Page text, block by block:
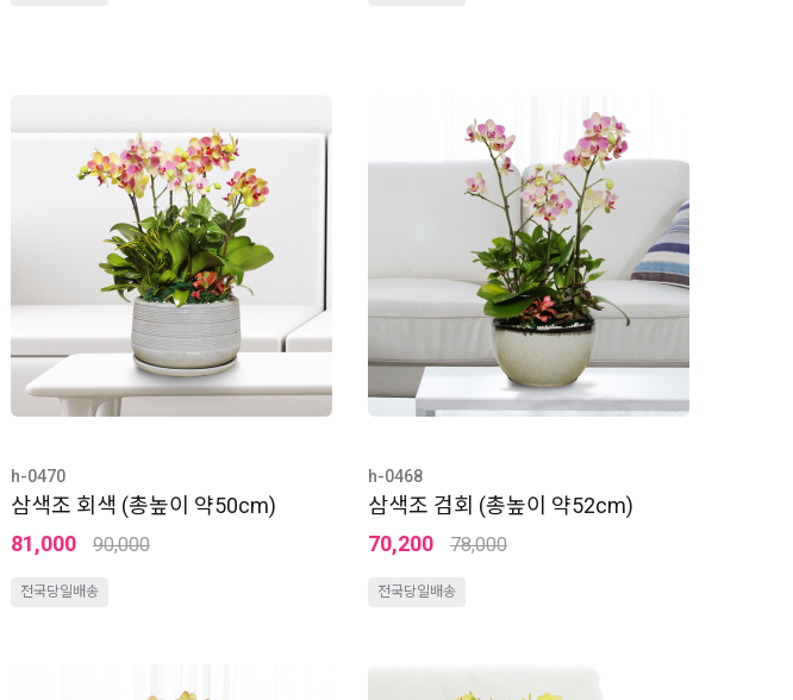
h-0470
삼색조 회색 (총높이 약50cm)
81,000
90,000
전국당일배송
h-0468
삼색조 검회 (총높이 약52cm)
70,200
78,000
전국당일배송